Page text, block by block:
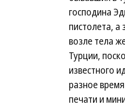
господина
пистолета,
возле тела
Турции,
известного
разное
печати и